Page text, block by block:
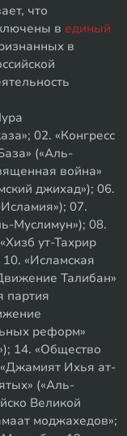
что
в единый
в
02. «Конгресс
(«Аль-
война»
джихад»); 06.
07.
Муслимун»); 08.
ут-Тахрир
«Исламская
Талибан»
реформ»
14. «Общество
Ихья ат-
(«Аль-
Великой
моджахедов»;